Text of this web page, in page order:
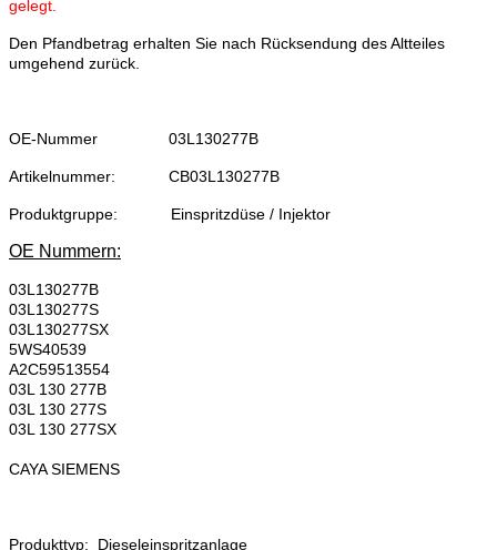
gelegt.
Den Pfandbetrag erhalten Sie nach Rücksendung des Altteiles
umgehend zurück.
OE-Nummer 03L130277B
Artikelnummer: CB03L130277B
Produktgruppe: Einspritzdüse / Injektor
OE Nummern:
03L130277B
03L130277S
03L130277SX
5WS40539
A2C59513554
03L 130 277B
03L 130 277S
03L 130 277SX
CAYA SIEMENS
Produkttyp: Dieseleinspritzanlage